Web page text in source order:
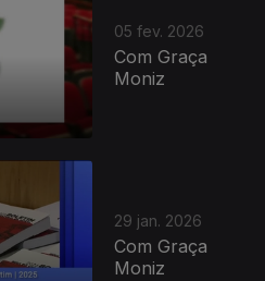
05 fev. 2026
Com Graça
Moniz
29 jan. 2026
Com Graça
Moniz